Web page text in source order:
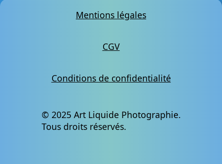
Mentions légales
CGV
Conditions de confidentialité
© 2025 Art Liquide Photographie.
Tous droits réservés.